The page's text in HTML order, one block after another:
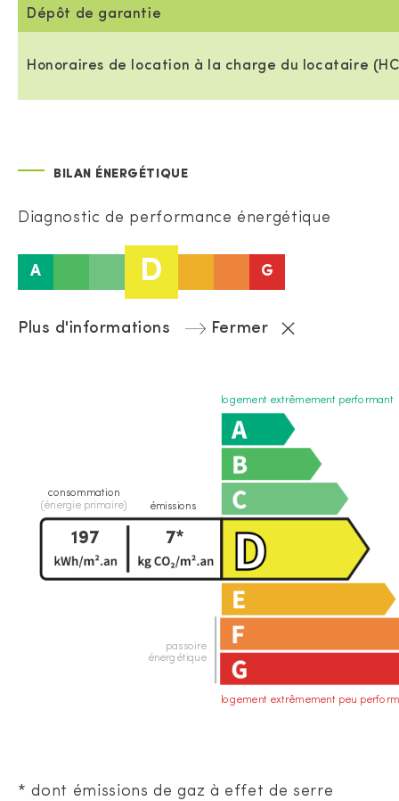
Dépôt de garantie
Honoraires de location à la charge du locataire
BILAN ÉNERGÉTIQUE
Diagnostic de performance énergétique
A D G
Plus d'informations Fermer
logement extrêmement performant
logement extrêmement peu
passoire
énergétique
consommation
(énergie primaire)
émissions
197 7*
* dont émissions de gaz à effet de serre